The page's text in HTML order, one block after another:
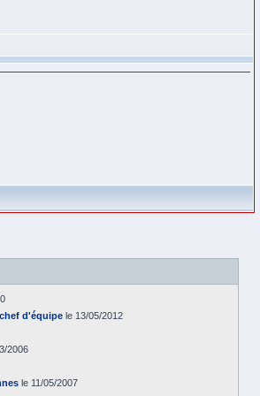
d'équipe le 13/05/2012
2006
le 11/05/2007